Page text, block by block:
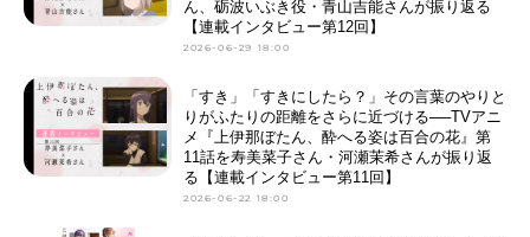
ん、砺波いぶき役・青山吉能さんが振り返る
【連載インタビュー第12回】
2026-06-29 18:00
「すき」「すきにしたら？」その言葉のやりと
りがふたりの距離をさらに近づける──TVアニ
メ『上伊那ぼたん、酔へる姿は百合の花』第
11話を寿美菜子さん・河瀬茉希さんが振り返
る【連載インタビュー第11回】
2026-06-22 18:00